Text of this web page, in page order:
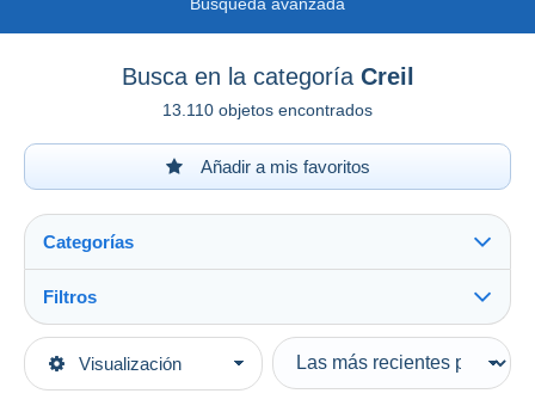
Busca en la categoría Creil
13.110 objetos encontrados
Añadir a mis favoritos
Visualización
Categorías
Categorías principales
Filtros
Tipo de venta
Activas